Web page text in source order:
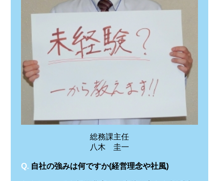
総務課主任
八木 圭一
Q. 自社の強みは何ですか(経営理念や社風)